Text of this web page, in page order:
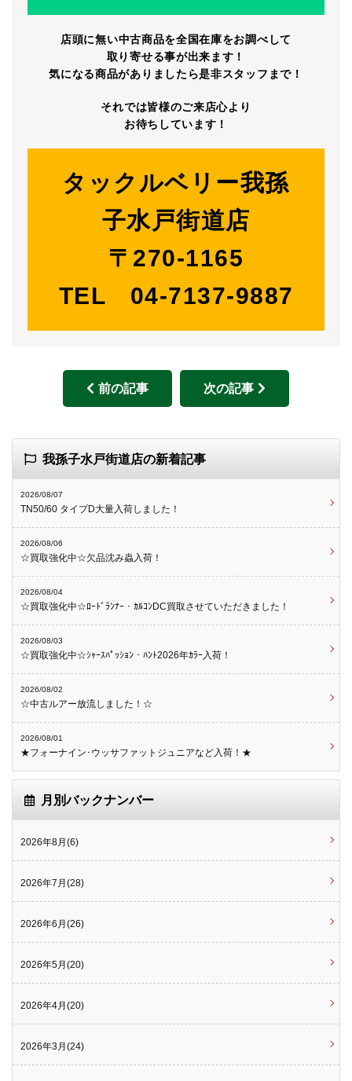
店頭に無い中古商品を全国在庫をお調べして
取り寄せる事が出来ます！
気になる商品がありましたら是非スタッフまで！
それでは皆様のご来店心より
お待ちしています！
タックルベリー我孫
子水戸街道店
〒270-1165
TEL 04-7137-9887
前の記事 次の記事
我孫子水戸街道店の新着記事
2026/08/07
TN50/60 タイプD大量入荷しました！
2026/08/06
☆買取強化中☆欠品沈み蟲入荷！
2026/08/04
☆買取強化中☆ﾛｰﾄﾞﾗﾝﾅｰ・ｶﾙｺﾝDC買取させていただきました！
2026/08/03
☆買取強化中☆ｼｬｰｽﾊﾟｯｼｮﾝ・ﾊﾝﾄ2026年ｶﾗｰ入荷！
2026/08/02
☆中古ルアー放流しました！☆
2026/08/01
★フォーナイン･ウッサファットジュニアなど入荷！★
月別バックナンバー
2026年8月(6)
2026年7月(28)
2026年6月(26)
2026年5月(20)
2026年4月(20)
2026年3月(24)